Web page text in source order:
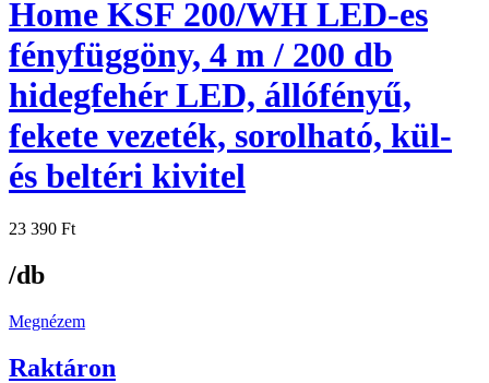
Home KSF 200/WH LED-es
fényfüggöny, 4 m / 200 db
hidegfehér LED, állófényű,
fekete vezeték, sorolható, kül-
és beltéri kivitel
23 390 Ft
/db
Megnézem
Raktáron